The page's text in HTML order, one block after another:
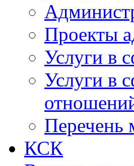
Проекты
Услуги в
Услуги в
Перечень
КСК